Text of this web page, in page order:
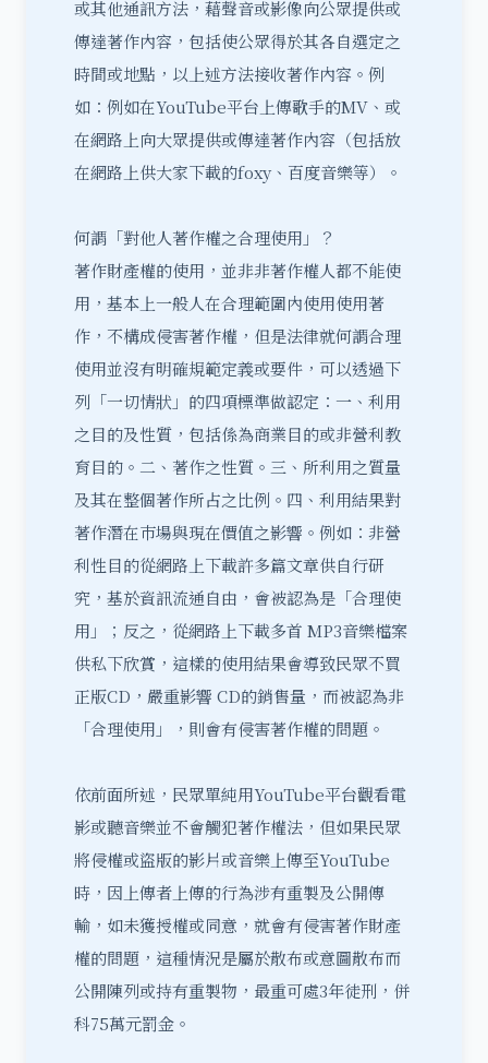
或其他通訊方法，藉聲音或影像向公眾提供或
傳達著作內容，包括使公眾得於其各自選定之
時間或地點，以上述方法接收著作內容。例
如：例如在YouTube平台上傳歌手的MV、或
在網路上向大眾提供或傳達著作內容（包括放
在網路上供大家下載的foxy、百度音樂等）。
何謂「對他人著作權之合理使用」？
著作財產權的使用，並非非著作權人都不能使
用，基本上一般人在合理範圍內使用使用著
作，不構成侵害著作權，但是法律就何謂合理
使用並沒有明確規範定義或要件，可以透過下
列「一切情狀」的四項標準做認定：一、利用
之目的及性質，包括係為商業目的或非營利教
育目的。二、著作之性質。三、所利用之質量
及其在整個著作所占之比例。四、利用結果對
著作潛在巿場與現在價值之影響。例如：非營
利性目的從網路上下載許多篇文章供自行研
究，基於資訊流通自由，會被認為是「合理使
用」；反之，從網路上下載多首 MP3音樂檔案
供私下欣賞，這樣的使用結果會導致民眾不買
正版CD，嚴重影響 CD的銷售量，而被認為非
「合理使用」，則會有侵害著作權的問題。
依前面所述，民眾單純用YouTube平台觀看電
影或聽音樂並不會觸犯著作權法，但如果民眾
將侵權或盜版的影片或音樂上傳至YouTube
時，因上傳者上傳的行為涉有重製及公開傳
輸 ，如未獲授權或同意，就會有侵害著作財產
權的問題，這種情況是屬於散布或意圖散布而
公開陳列或持有重製物，最重可處3年徒刑，併
科75萬元罰金。